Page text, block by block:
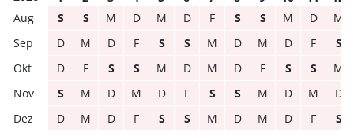
S
S M D M D F S S M D
M
D
M D F S S M D M D F
S
D
F S S M D M D F S S
M
S
M D M D F S S M D M
D
D
M D F S S M D M D F S